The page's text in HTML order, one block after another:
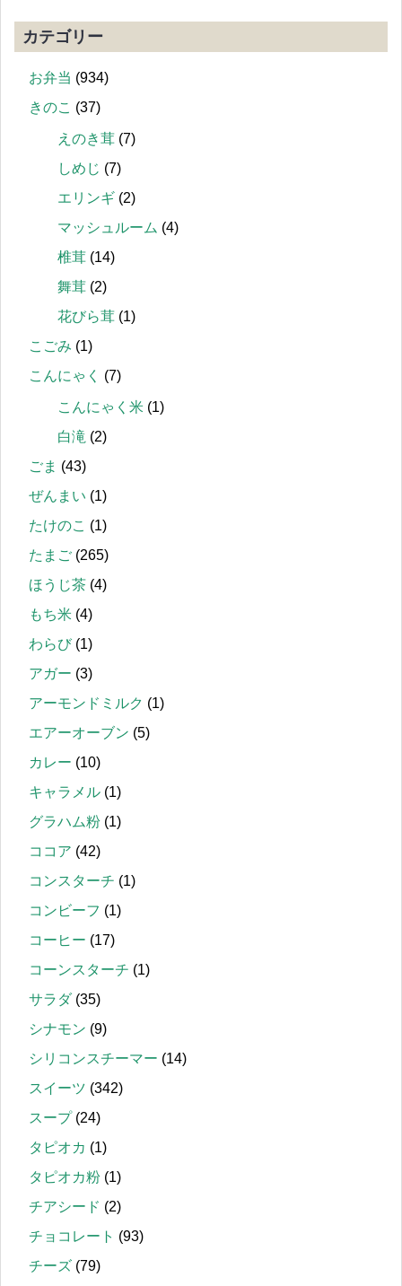
カテゴリー
お弁当 (934)
きのこ (37)
えのき茸 (7)
しめじ (7)
エリンギ (2)
マッシュルーム (4)
椎茸 (14)
舞茸 (2)
花びら茸 (1)
こごみ (1)
こんにゃく
(7)
こんにゃく米 (1)
白滝 (2)
ごま (43)
ぜんまい (1)
たけのこ (1)
たまご (265)
ほうじ茶 (4)
もち米 (4)
わらび(1)
アガー (3)
アーモンドミルク (1)
エアーオーブン (5)
カレー (10)
キャラメル (1)
グラハム粉 (1)
ココア (42)
コンスターチ (1)
コンビーフ (1)
コーヒー (17)
コーンスターチ (1)
サラダ(35)
シナモン (9)
シリコンスチーマー (14)
スイーツ (342)
スープ(24)
タピオカ (1)
タピオカ粉 (1)
チアシード (2)
チョコレート (93)
チーズ (79)